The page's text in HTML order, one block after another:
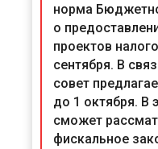
норма
о
проектов
сентября. В
совет
до 1 октября. В
сможет
фискальное